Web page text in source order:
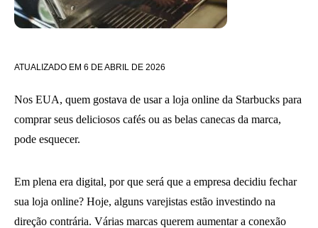
ATUALIZADO EM 6 DE ABRIL DE 2026
Nos EUA, quem gostava de usar a loja online da Starbucks para
comprar seus deliciosos cafés ou as belas canecas da marca,
pode esquecer.
Em plena era digital, por que será que a empresa decidiu fechar
sua loja online? Hoje, alguns varejistas estão investindo na
direção contrária. Várias marcas querem aumentar a conexão